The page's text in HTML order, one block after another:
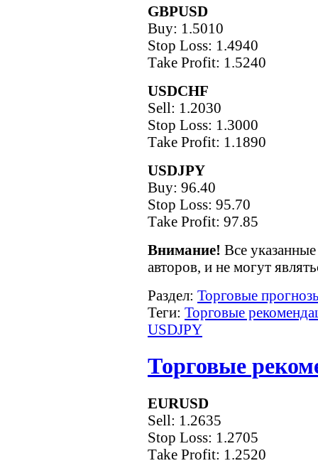
GBPUSD
Buy: 1.5010
Stop Loss: 1.4940
Тake Рrofit: 1.5240
USDCHF
Sell: 1.2030
Stop Loss: 1.3000
Тake Рrofit: 1.1890
USDJPY
Buy: 96.40
Stop Loss: 95.70
Тake Рrofit: 97.85
Внимание! Все
авторов, и не могут
Раздел: Торговые
Теги: Торговые
USDJPY
Торговые
EURUSD
Sell: 1.2635
Stop Loss: 1.2705
Тake Рrofit: 1.2520